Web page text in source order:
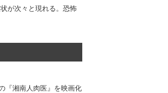
が次々と現れる。恐怖
『湘南人肉医』を映画化